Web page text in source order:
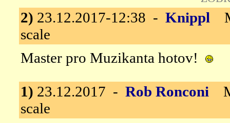
2) 23.12.2017-12:38 - Knippl
scale
Master pro Muzikanta hotov!
1) 23.12.2017 - Rob Ronconi
scale